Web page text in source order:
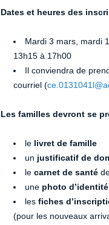
Dates et heures des
Mardi 3 mars, mardi
13h15 à 17h00
Il conviendra de
courriel (
Les familles devront se
le livret de famille
un justificatif de
le carnet de santéde
une photo
les fiches
(pour les nouveaux